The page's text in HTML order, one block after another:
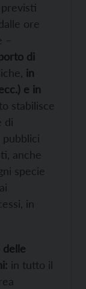
ore
–
di
in
e in
stabilisce
di
pubblici
anche
specie
in
delle
in tutto il